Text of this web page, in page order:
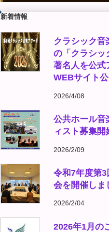
新着情報
クラシック
の「クラシッ
著名人を公式
WEBサイト公
2026/4/08
公共ホール
ィスト募集開
2026/2/09
令和7年度第
会を開催しま
2026/2/04
2026年1月の